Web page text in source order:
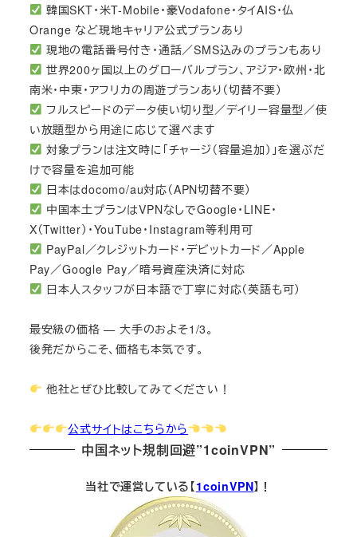
韓国SKT・米T-Mobile・豪Vodafone・タイAIS・仏
Orange など現地キャリア公式プランあり
現地の電話番号付き・通話／SMS込みのプランもあり
世界200ヶ国以上のグローバルプラン、アジア・欧州・北
南米・中東・アフリカの周遊プランあり（切替不要）
フルスピードのデータ使い切り型／デイリー容量型／使
い放題型から用途に応じて選べます
対象プランは注文時に「チャージ（容量追加）」を選ぶだ
けで容量を追加可能
日本はdocomo/au対応（APN切替不要）
中国本土プランはVPNなしでGoogle・LINE・
X（Twitter）・YouTube・Instagram等利用可
PayPal／クレジットカード・デビットカード／Apple
Pay／Google Pay／暗号資産決済に対応
日本人スタッフが日本語で丁寧に対応（英語も可）
最安級の価格 — 大手のおよそ1/3。
後発だからこそ、価格も本気です。
他社とぜひ比較してみてください！
公式サイトはこちらから
中国ネット規制回避”1coinVPN”
当社で運営している【1coinVPN】！